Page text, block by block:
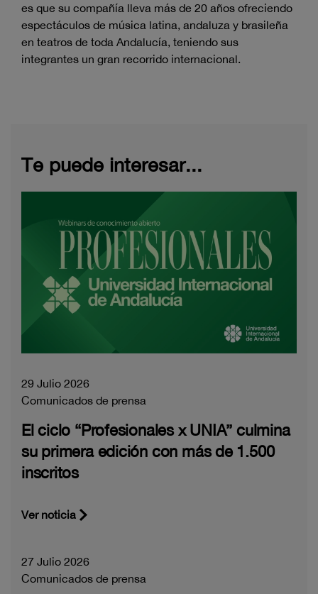
es que su compañía lleva más de 20 años ofreciendo
espectáculos de música latina, andaluza y brasileña
en teatros de toda Andalucía, teniendo sus
integrantes un gran recorrido internacional.
Te puede interesar...
29 Julio 2026
Comunicados de prensa
El ciclo “Profesionales x UNIA” culmina
su primera edición con más de 1.500
inscritos
Ver noticia
27 Julio 2026
Comunicados de prensa